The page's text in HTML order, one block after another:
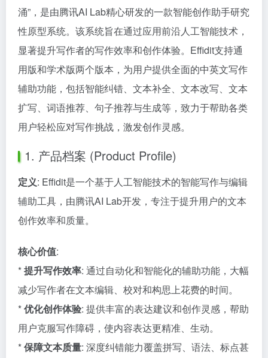
涌”，是由腾讯AI Lab精心研发的一款智能创作助手研究
性原型系统。该系统旨在通过应用前沿人工智能技术，
显著提升写作者的写作效率和创作体验。Effidit支持通
用版和学术版两个版本，为用户提供全面的中英文写作
辅助功能，包括智能纠错、文本补全、文本改写、文本
扩写、词语推荐、句子推荐与生成等，致力于帮助各类
用户轻松应对写作挑战，激发创作灵感。
1. 产品档案 (Product Profile)
定义: Effidit是一个基于人工智能技术的智能写作与编辑
辅助工具，由腾讯AI Lab开发，专注于提升用户的文本
创作效率和质量。
核心价值:
*提升写作效率: 通过自动化和智能化的辅助功能，大幅
减少写作者在文本编辑、校对和构思上花费的时间。
*优化创作体验: 提供丰富的表达建议和创作灵感，帮助
用户克服写作障碍，使内容表达更精准、生动。
*保障文本质量: 深度纠错能力覆盖拼写、语法、标点甚